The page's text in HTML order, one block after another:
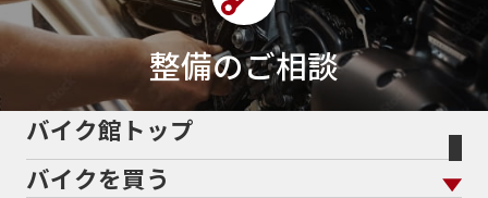
整備のご相談
バイク館トップ
バイクを買う